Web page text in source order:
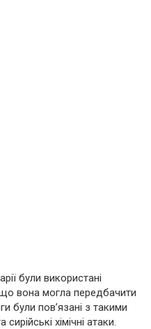
були використані
вона могла передбачити
були пов’язані з такими
хімічні атаки.